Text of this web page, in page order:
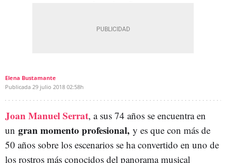
Elena Bustamante
Publicada 29 julio 2018 02:58h
Joan Manuel Serrat, a sus 74 años se encuentra en
un gran momento profesional, y es que con más de
50 años sobre los escenarios se ha convertido en uno de
los rostros más conocidos del panorama musical